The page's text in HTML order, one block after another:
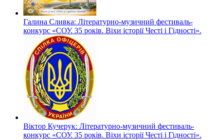
Галина Сливка: Літературно-музичний фестиваль-
конкурс «СОУ. 35 років. Віхи історії Честі і Гідності».
Віктор Кучерук: Літературно-музичний фестиваль-
конкурс «СОУ. 35 років. Віхи історії Честі і Гідності».